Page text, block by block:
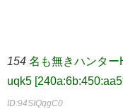
154 名も無きハンター
uqk5
ID:94SIQqgC0